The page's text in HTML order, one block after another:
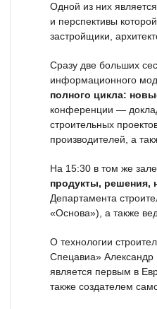
Одной из них
и перспективы
застройщики,
Сразу две больших
информационного
полного цикла:
конференции —
строительных
производителей, а
На 15:30 в том же
продукты, решения,
Департамента
«Основа»), а также
О технологии
Спецавиа»
является первым в
также создателем